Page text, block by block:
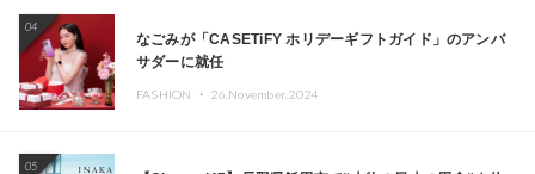
04
なごみが「CASETiFY ホリデーギフトガイド」のアンバ
サダーに就任
FASHION ・ 26.November.2024
05